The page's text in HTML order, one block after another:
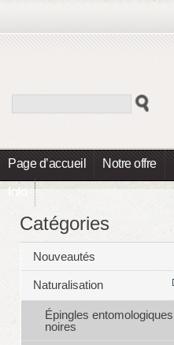
Page d’accueil Notre offre
Info
Catégories
Nouveautés
Naturalisation
Épingles entomologiques
noires